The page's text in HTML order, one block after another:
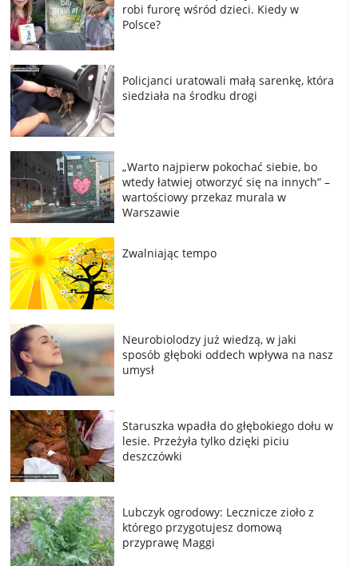
robi furorę wśród dzieci. Kiedy w
Polsce?
Policjanci uratowali małą sarenkę, która
siedziała na środku drogi
„Warto najpierw pokochać siebie, bo
wtedy łatwiej otworzyć się na innych” –
wartościowy przekaz murala w
Warszawie
Zwalniając tempo
Neurobiolodzy już wiedzą, w jaki
sposób głęboki oddech wpływa na nasz
umysł
Staruszka wpadła do głębokiego dołu w
lesie. Przeżyła tylko dzięki piciu
deszczówki
Lubczyk ogrodowy: Lecznicze zioło z
którego przygotujesz domową
przyprawę Maggi